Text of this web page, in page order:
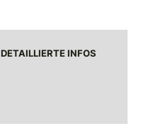
DETAILLIERTE INFOS